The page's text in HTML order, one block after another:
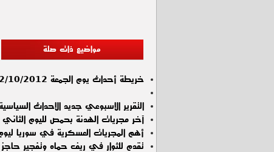
مواضيع ذات صلة
خريطة أحداث يوم الجمعة 12/10/2012
التقرير الاسبوعي جديد الاحداث السياسية ,
آخر مجريات الهدنة بحمص لليوم الثاني
أهم المجريات العسكرية في سوريا ليوم الأحد
تقدم للثوار في ريف حماه وتفجير